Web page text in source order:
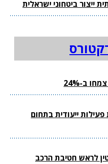
ב-24%
ייעודית בתחום
לראש חטיבת הרכב